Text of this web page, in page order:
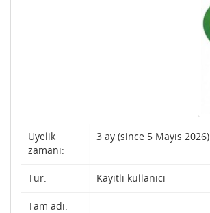
Üyelik
zamanı:
3 ay (since 5 Mayıs 2026)
Tür: Kayıtlı kullanıcı
Tam adı: